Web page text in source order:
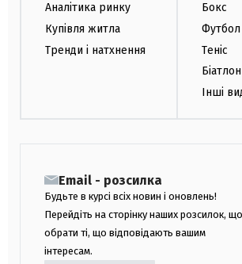
Аналітика ринку
Купівля житла
Тренди і натхнення
Бокс
Футбол
Теніс
Біатлон
Інші
Email - розсилка
Будьте в курсі всіх новин і оновлень!
Перейдіть на сторінку наших розсилок,
обрати ті, що відповідають вашим
інтересам.